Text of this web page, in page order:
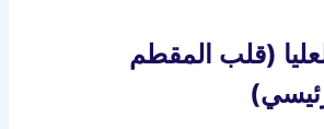
(قلب المقطم